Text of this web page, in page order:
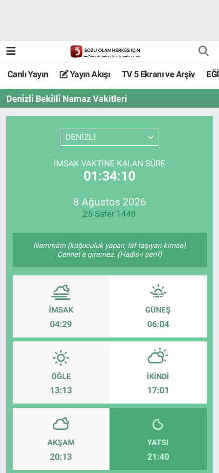
Canlı Yayın Yayın Akışı TV 5 Ekranı ve Arşiv
Deni̇zli̇ Beki̇lli̇ Namaz Vakitleri
DENİZLİ
İMSAK VAKTİNE KALAN SÜRE
01:34:10
8 Ağustos 2026
25 Safer 1448
Nemmâm (koğuculuk yapan, laf taşıyan kimse)
Cennet'e giremez. (Hadis-i şerif)
İMSAK
04:29
GÜNEŞ
06:04
ÖĞLE
13:13
İKINDI
17:01
AKŞAM
20:13
YATSI
21:40
TV 5 Ekranı ve Arşiv